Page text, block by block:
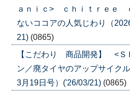
ａｎｉｃ> ｃｈｉｔｒｅｅ
ないココアの人気じわり（
21) (0865)
【こだわり 商品開発】 <Ｓ
ン／廃タイヤのアップサイク
3月19日号）('26/03/21) (0865)